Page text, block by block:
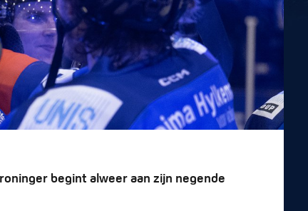
begint alweer aan zijn negende